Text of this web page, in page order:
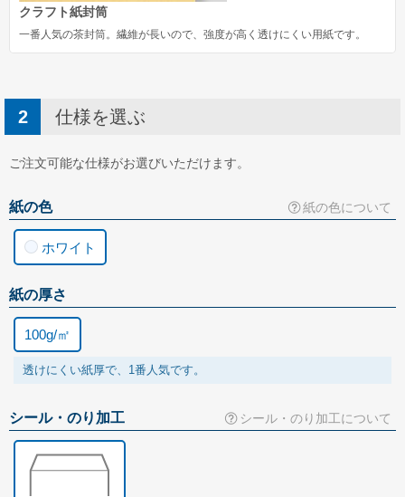
洋形4号タテ窓付き
洋形5号タテ
長形6号窓付き
長形40号
角形サイズ
角形0号
角形2号
角形A4号
角形3号
角形4号
角形5号
角形6号
クラフト紙封筒
一番人気の茶封筒。繊維が長いので、強度が高く透けにくい用紙です。
仕様を選ぶ
ご注文可能な仕様がお選びいただけます。
紙の色 紙の色について
ホワイト
紙の厚さ
100g/㎡
透けにくい紙厚で、1番人気です。
シール・のり加工 シール・のり加工について